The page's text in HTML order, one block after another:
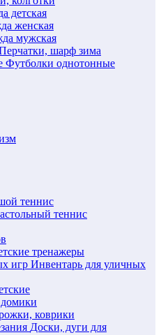
детская
женская
мужская
шарф зима
Футболки однотонные
теннис
теннис
тренажеры
Инвентарь для уличных
коврики
Доски, дуги для